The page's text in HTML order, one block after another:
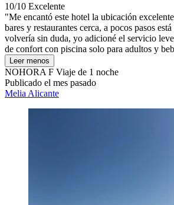
10/10 Excelente
"Me encantó este hotel la ubicación
bares y restaurantes cerca, a pocos pasos
volvería sin duda, yo adicioné el servicio
de confort con piscina solo para adultos y
Leer menos
NOHORA F Viaje de 1 noche
Publicado el mes pasado
Melia Alicante